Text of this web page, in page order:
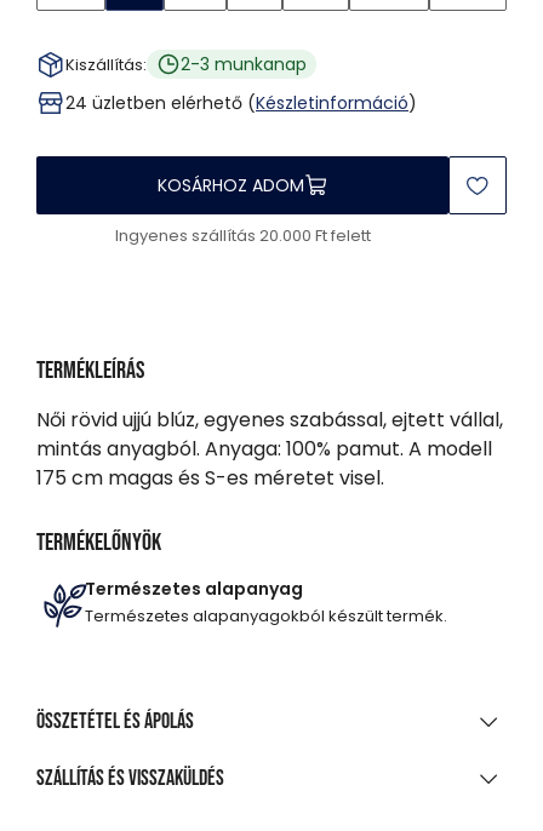
Kiszállítás:
2-3 munkanap
24 üzletben elérhető (Készletinformáció)
KOSÁRHOZ ADOM
Ingyenes szállítás 20.000 Ft felett
Termékleírás
Női rövid ujjú blúz, egyenes szabással, ejtett vállal,
mintás anyagból. Anyaga: 100% pamut. A modell
175 cm magas és S-es méretet visel.
Termékelőnyök
Természetes alapanyag
Természetes alapanyagokból készült termék.
Összetétel és ápolás
ANYAGÖSSZETÉTEL
Szállítás és visszaküldés